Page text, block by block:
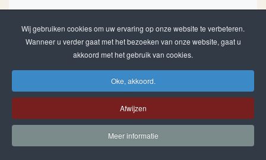
laatste wijziging 26-02-2026
3.126 beschreven archiefstukken
133 gedigitaliseerd
totaal 25.496 bestanden
ZOEKEN IN DE WEBSITE
Wij gebruiken cookies om uw ervaring op onze website te verbeteren.
Wanneer u verder gaat met het bezoeken van onze website, gaat u
akkoord met het gebruik van cookies.
Oke, akkoord.
Afwijzen
Meer informatie